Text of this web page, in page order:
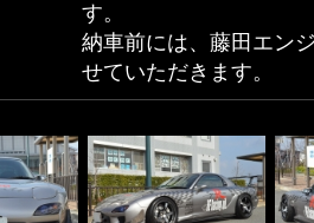
す。
納車前には、藤田エン
せていただきます。